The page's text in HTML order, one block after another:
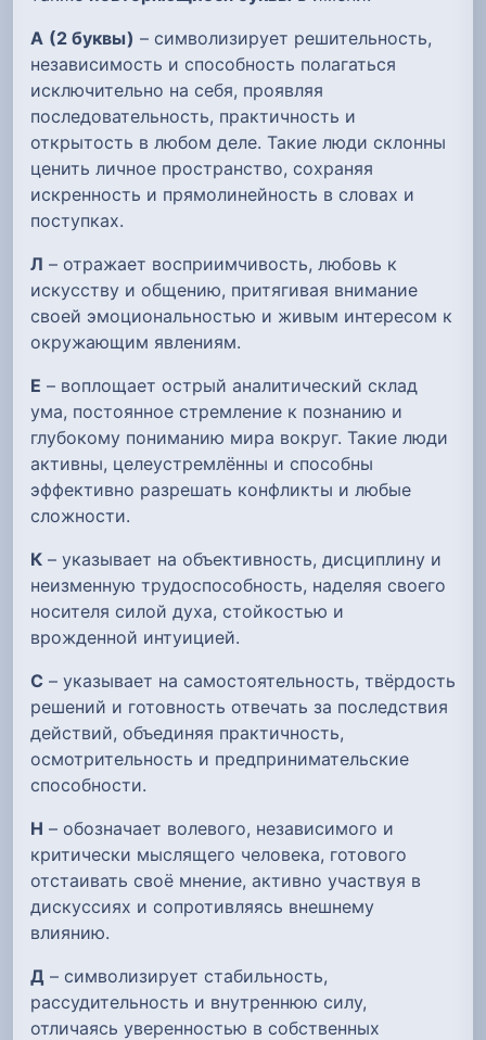
А (2 буквы) – символизирует решительность,
независимость и способность полагаться
исключительно на себя, проявляя
последовательность, практичность и
открытость в любом деле. Такие люди склонны
ценить личное пространство, сохраняя
искренность и прямолинейность в словах и
поступках.
Л – отражает восприимчивость, любовь к
искусству и общению, притягивая внимание
своей эмоциональностью и живым интересом к
окружающим явлениям.
Е – воплощает острый аналитический склад
ума, постоянное стремление к познанию и
глубокому пониманию мира вокруг. Такие люди
активны, целеустремлённы и способны
эффективно разрешать конфликты и любые
сложности.
К – указывает на объективность, дисциплину и
неизменную трудоспособность, наделяя своего
носителя силой духа, стойкостью и
врожденной интуицией.
С – указывает на самостоятельность, твёрдость
решений и готовность отвечать за последствия
действий, объединяя практичность,
осмотрительность и предпринимательские
способности.
Н – обозначает волевого, независимого и
критически мыслящего человека, готового
отстаивать своё мнение, активно участвуя в
дискуссиях и сопротивляясь внешнему
влиянию.
Д – символизирует стабильность,
рассудительность и внутреннюю силу,
отличаясь уверенностью в собственных